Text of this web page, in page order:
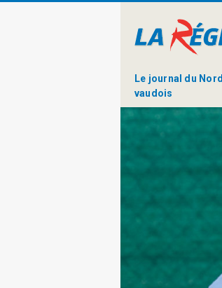
Le journal du Nord
vaudois